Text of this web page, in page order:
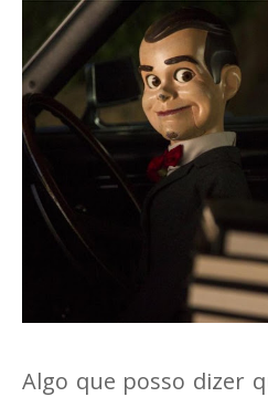
Algo que posso dizer